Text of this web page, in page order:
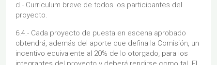
d.- Curriculum breve de todos los participantes del
proyecto.
6.4.- Cada proyecto de puesta en escena aprobado
obtendrá, además del aporte que defina la Comisión, un
incentivo equivalente al 20% de lo otorgado, para los